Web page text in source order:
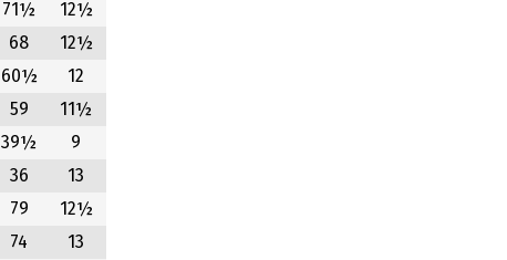
71½
12½
68
12½
60½
12
59
11½
39½
9
36
13
79
12½
74
13